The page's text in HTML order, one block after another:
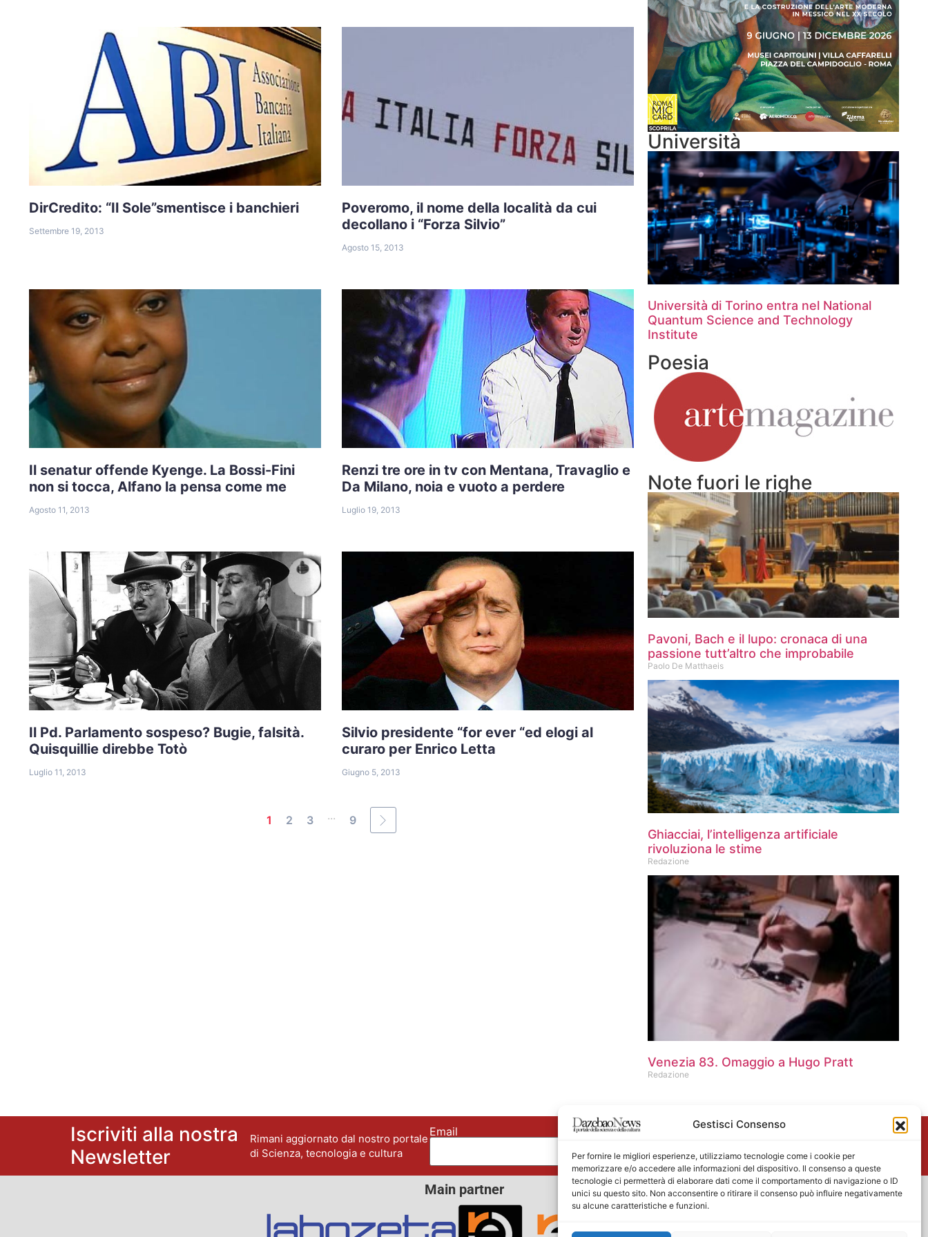
Gestisci Consenso
Per fornire le migliori esperienze, utilizziamo tecnologie come i cookie per
memorizzare e/o accedere alle informazioni del dispositivo. Il consenso a queste
tecnologie ci permetterà di elaborare dati come il comportamento di navigazione o ID
unici su questo sito. Non acconsentire o ritirare il consenso può influire negativamente
su alcune caratteristiche e funzioni.
DirCredito: “Il Sole”smentisce i banchieri
Settembre 19, 2013
Poveromo, il nome della località da cui
decollano i “Forza Silvio”
Agosto 15, 2013
Il senatur offende Kyenge. La Bossi-Fini
non si tocca, Alfano la pensa come me
Agosto 11, 2013
Renzi tre ore in tv con Mentana, Travaglio e
Da Milano, noia e vuoto a perdere
Luglio 19, 2013
Il Pd. Parlamento sospeso? Bugie, falsità.
Quisquillie direbbe Totò
Luglio 11, 2013
Silvio presidente “for ever “ed elogi al
curaro per Enrico Letta
Giugno 5, 2013
1 2 3 ... 9
Università
Università di Torino entra nel National
Quantum Science and Technology
Institute
Poesia
Note fuori le righe
Pavoni, Bach e il lupo: cronaca di una
passione tutt’altro che improbabile
Paolo De Matthaeis
Ghiacciai, l’intelligenza artificiale
rivoluziona le stime
Redazione
Venezia 83. Omaggio a Hugo Pratt
Redazione
Iscriviti alla nostra
Newsletter
Rimani aggiornato dal nostro portale
di Scienza, tecnologia e cultura
Email Nome
Main partner